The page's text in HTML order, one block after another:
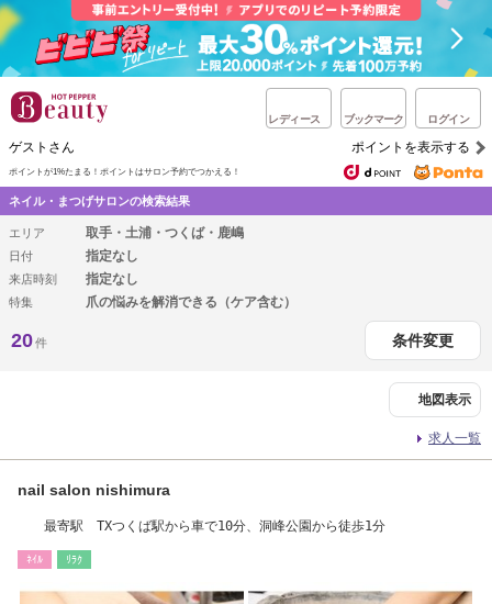
レディース ブックマーク ログイン
ゲストさん ポイントを表示する
ポイントが1%たまる！ ポイントはサロン予約でつかえる！
ネイル・まつげサロンの検索結果
エリア 取手・土浦・つくば・鹿嶋
日付 指定なし
来店時刻 指定なし
特集 爪の悩みを解消できる（ケア含む）
20件 条件変更
地図表示
求人一覧
nail salon nishimura
最寄駅 TXつくば駅から車で10分、洞峰公園から徒歩1分
ﾈｲﾙ ﾘﾗｸ